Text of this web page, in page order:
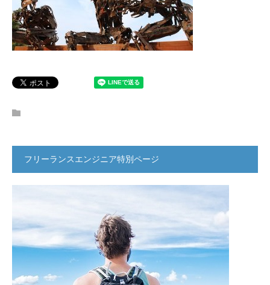
フリーランスエンジニア特別ページ